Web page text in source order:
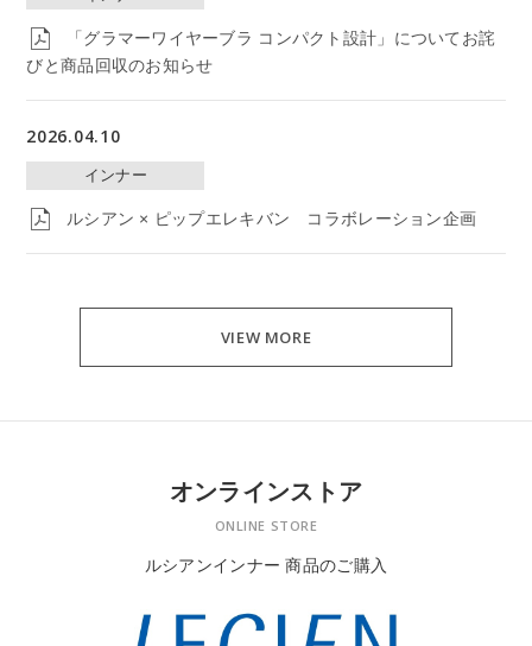
「グラマーワイヤーブラ コンパクト設計」についてお詫
びと商品回収のお知らせ
2026.04.10
インナー
ルシアン × ピップエレキバン コラボレーション企画
VIEW MORE
オンラインストア
ONLINE STORE
ルシアンインナー 商品のご購入